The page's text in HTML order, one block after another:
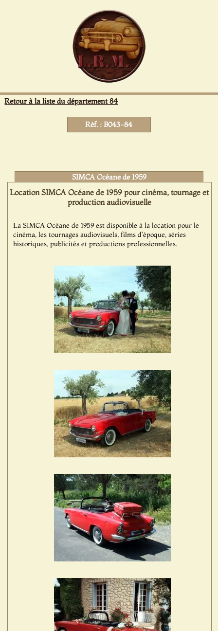
Retour à la liste du département 84
Réf. : B043-84
SIMCA Océane de 1959
Location SIMCA Océane de 1959 pour cinéma, tournage et
production audiovisuelle
La SIMCA Océane de 1959 est disponible à la location pour le
cinéma, les tournages audiovisuels, films d'époque, séries
historiques, publicités et productions professionnelles.